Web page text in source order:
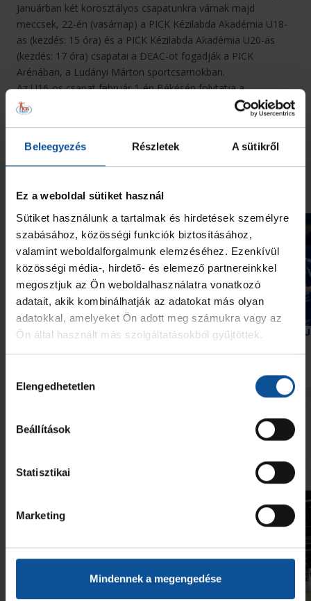
Beleegyezés Részletek A sütikről
Ez a weboldal sütiket használ
Sütiket használunk a tartalmak és hirdetések személyre
szabásához, közösségi funkciók biztosításához,
valamint weboldalforgalmunk elemzéséhez. Ezenkívül
közösségi média-, hirdető- és elemező partnereinkkel
megosztjuk az Ön weboldalhasználatra vonatkozó
adatait, akik kombinálhatják az adatokat más olyan
adatokkal, amelyeket Ön adott meg számukra vagy az
Ön által használt más szolgáltatásokból gyűjtöttek.
kiválasztása
Elengedhetetlen
Beállítások
Statisztikai
Marketing
Mindennek a megengedése
Januárban két korosztályos csapatunkra várnak majd
meccsek, 22-én (vasárnap) a PICK Kézilabda Akadémia U18-
as (kezdés: 15 óra) és a PICK Kézilabda Akadémia U20-as
(kezdés: 17 óra) csapatai a DEAC-ot fogadják a PICK
Arénában, a Ludányi Márton sportcsarnokban.
Az U16-os csapat február 1-én Békésén folytatja a
küzdelmet, az NB I/B-s OTP Bank - PICK Szeged U21 pedig
február 4-én 16 órakor hazai környezetben a DEAC ellen lép
Neked ajánljuk
Galéria
Akadémia 2026. júl. 30.
Elindult a munka az akadémián
2026. júl. 28.
Két akadémistánk az
Európa-bajnokságon
További friss hírek
Galéria